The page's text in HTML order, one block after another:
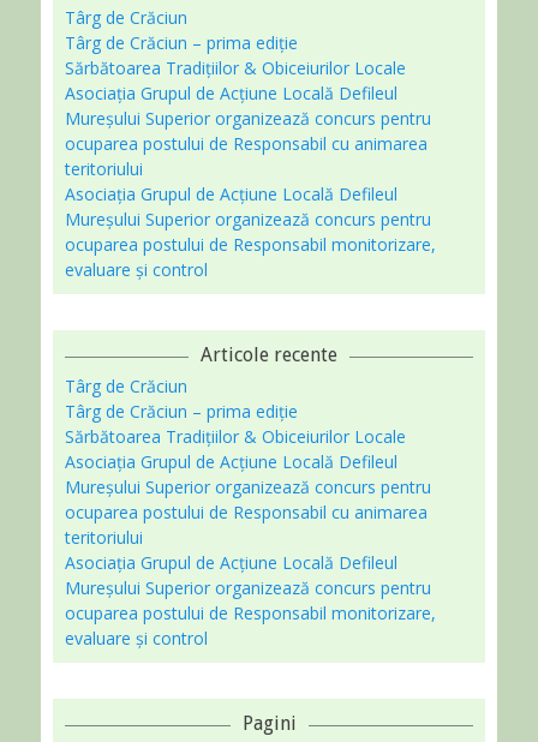
Târg de Crăciun
Târg de Crăciun – prima ediție
Sărbătoarea Tradițiilor & Obiceiurilor Locale
Asociaţia Grupul de Acțiune Locală Defileul
Mureșului Superior organizează concurs pentru
ocuparea postului de Responsabil cu animarea
teritoriului
Asociaţia Grupul de Acțiune Locală Defileul
Mureșului Superior organizează concurs pentru
ocuparea postului de Responsabil monitorizare,
evaluare și control
Articole recente
Târg de Crăciun
Târg de Crăciun – prima ediție
Sărbătoarea Tradițiilor & Obiceiurilor Locale
Asociaţia Grupul de Acțiune Locală Defileul
Mureșului Superior organizează concurs pentru
ocuparea postului de Responsabil cu animarea
teritoriului
Asociaţia Grupul de Acțiune Locală Defileul
Mureșului Superior organizează concurs pentru
ocuparea postului de Responsabil monitorizare,
evaluare și control
Pagini